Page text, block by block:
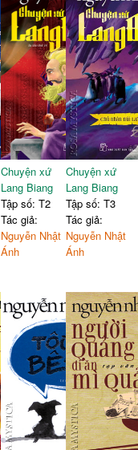
Chuyện xứ
Lang Biang
Tập số: T2
Tác giả:
Nguyễn Nhật
Ánh
Chuyện xứ
Lang Biang
Tập số: T3
Tác giả:
Nguyễn Nhật
Ánh